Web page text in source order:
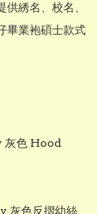
綉名、校名、
畢業袍碩士款式
色 Hood
灰色反摺幼絲